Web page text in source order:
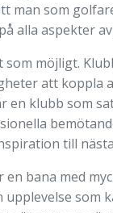
som
alla aspekter
möjligt.
att koppla
klubb som
till
bana med
som